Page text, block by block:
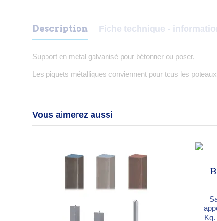
Description Fiche technique -
Support en métal galvanisé pour bétonner ou poser.
Les piquets métalliques conviennent pour tous les
Vous aimerez aussi
Kg.